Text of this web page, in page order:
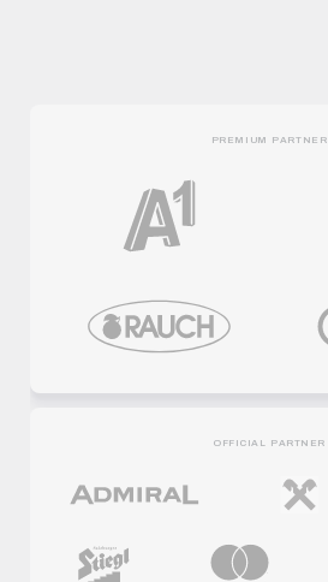
PREMIUM PARTNER
OFFICIAL PARTNER